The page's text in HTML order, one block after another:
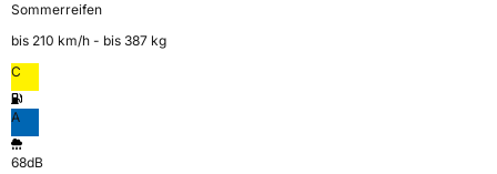
Sommerreifen
bis 210 km⁠/⁠h - bis 387 kg
C
A
68dB